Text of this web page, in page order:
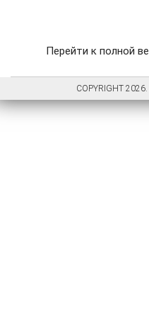
Перейти к полной
COPYRIGHT 2026.